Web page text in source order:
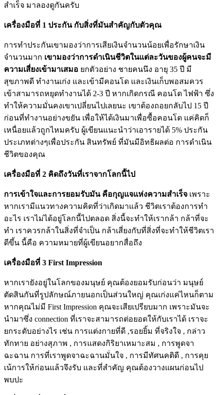
สำเร็จ มาลองดูกันครับ
เครื่องมือที่ 1 ประกัน กับสิ่งที่มันสำคัญกับตัวคุณ
การทำประกันเขามองว่าการเสียเงินจำนวนน้อยเพื่อรักษาเงิน
จำนวนมาก เขามองว่าการดำเนินชีวิตในแต่ละวันของผู้คนจะมี
ความเสี่ยงเข้ามาเสมอ ยกตัวอย่าง ชายคนนึง อายุ 35 ปี มี
สุขภาพดี ทำงานเก่ง และเข้ามีคอนโด และเงินเก็บพอสมควร
เข้าสามารถหยุดทำงานได้ 2-3 ปี หากเกิดกรณี คอนโด ไฟฟ้า ซึ่ง
ทำให้ความมั่นคงเขาเปลี่ยนไปเลยนะ เขาต้องถอยกลับไป 15 ปี
ก่อนที่ทำงานอย่างขยัน เพื่อให้ได้เงินมาเพื่อซื้อคอนโด แค่คิดก็
เหนื่อยแล้วถูกไหมครับ ผู้เขียนแนะนำว่าเอารายได้ 5% ประกัน
ประเภทต่างๆเพื่อประกัน สินทรัพย์ ที่มันมีอิทธิผลต่อ การดำเนิน
ชีวิตของคุณ
เครื่องมือที่ 2 คิดถึงวันที่เราจากโลกนี้ไป
การเข้าใจและการยอมรับมัน คือกุญแจแห่งความสำเร็จ เพราะ
หากเรามีแนวทางความคิดที่ว่าเกิดมาแล้ว ชีวิตเราต้องการทำ
อะไร เราไม่ได้อยู่โลกนี้ไปตลอด สิ่งนี้จะทำให้เรากล้า กล้าที่จะ
ทำ เราควรกล้าในสิ่งที่จำเป็น กล้าเสี่ยงกับที่สิ่งที่จะทำให้ชีวิตเรา
ดีขึ้น นี้คือ ความหมายที่ผู้เขียนอยากสื่อถึง
เครื่องมือที่ 3 First Impression
หากเรายังอยู่ในโลกของมนุษย์ คุณต้องยอมรับก่อนว่า มนุษย์
ตัดสินกันที่รูปลักษณ์ภายนอกเป็นส่วนใหญ่ คุณเก่งแค่ไหนก็ตาม
หากคุณไม่มี First Impression คุณจะเสียเปรียบมาก เพราะมันจะ
นำมาซึ่ง connection ที่เราจะสามารถต่อยอดให้กับเราได้ เราจะ
ยกระดับอย่างไร เช่น การแต่งกายที่ดี ,รอยยิ้ม ที่จริงใจ , กล่าว
ทักทาย อย่างสุภาพ , การแสดงกิริยาเหมาะสม , การพูดจา
ฉะฉาน การที่เราพูดจาฉะฉานมั่นใจ , การมีทัศนคติดี , การคุย
เน้การให้ก่อนแล้วจึงรับ และที่สำคัญ คุณต้องวางแผนก่อนไป
พบปะ